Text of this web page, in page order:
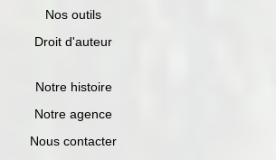
Nos outils
Droit d'auteur
Notre histoire
Notre agence
Nous contacter